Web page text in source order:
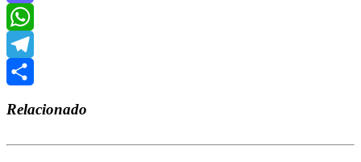
Mastodon
WhatsApp
Telegram
Relacionado